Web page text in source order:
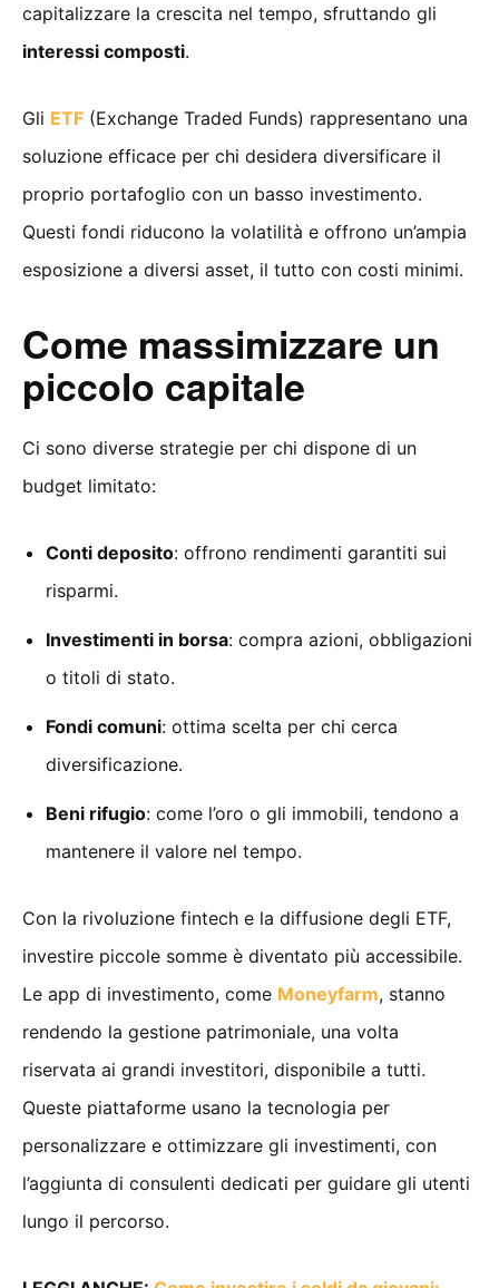
capitalizzare la crescita nel tempo, sfruttando gli
interessi composti.
Gli ETF (Exchange Traded Funds) rappresentano una
soluzione efficace per chi desidera diversificare il
proprio portafoglio con un basso investimento.
Questi fondi riducono la volatilità e offrono un’ampia
esposizione a diversi asset, il tutto con costi minimi.
Come massimizzare un
piccolo capitale
Ci sono diverse strategie per chi dispone di un
budget limitato:
Conti deposito: offrono rendimenti garantiti sui
risparmi.
Investimenti in borsa: compra azioni, obbligazioni
o titoli di stato.
Fondi comuni: ottima scelta per chi cerca
diversificazione.
Beni rifugio: come l’oro o gli immobili, tendono a
mantenere il valore nel tempo.
Con la rivoluzione fintech e la diffusione degli ETF,
investire piccole somme è diventato più accessibile.
Le app di investimento, come Moneyfarm, stanno
rendendo la gestione patrimoniale, una volta
riservata ai grandi investitori, disponibile a tutti.
Queste piattaforme usano la tecnologia per
personalizzare e ottimizzare gli investimenti, con
l’aggiunta di consulenti dedicati per guidare gli utenti
lungo il percorso.